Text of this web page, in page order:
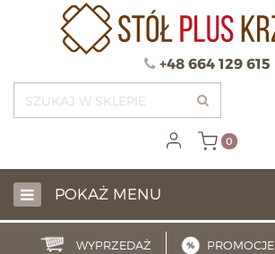
0
+48 664 129 615
POKAŻ MENU
WYPRZEDAŻ PROMOCJE